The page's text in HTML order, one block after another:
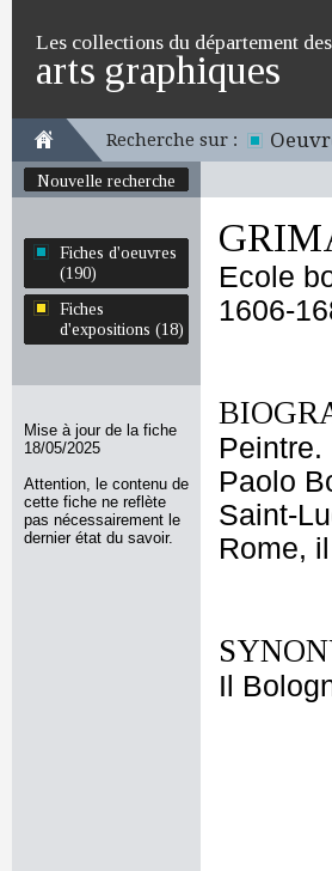
Les collections du département des
arts graphiques
Recherche sur :
Nouvelle recherche
Fiches d'oeuvres
(190)
Fiches
d'expositions (18)
Mise à jour de la fiche
18/05/2025
Attention, le contenu de
cette fiche ne reflète
pas nécessairement le
dernier état du savoir.
Ecole
1606-
Paolo
Saint-
Rome,
Il